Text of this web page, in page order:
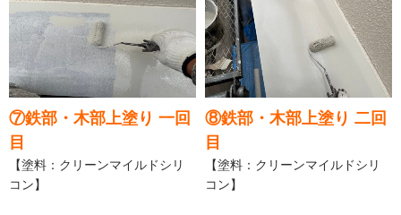
⑦鉄部・木部上塗り 一回
目
【塗料：クリーンマイルドシリ
コン】
⑧鉄部・木部上塗り 二回
目
【塗料：クリーンマイルドシリ
コン】